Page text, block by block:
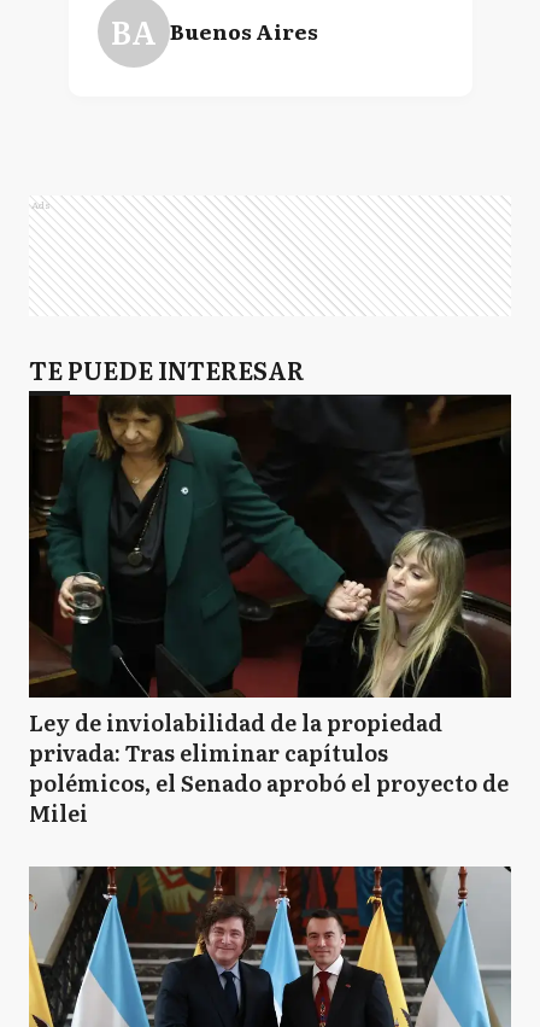
BA Buenos Aires
Ads
TE PUEDE INTERESAR
Ley de inviolabilidad de la propiedad
privada: Tras eliminar capítulos
polémicos, el Senado aprobó el proyecto de
Milei